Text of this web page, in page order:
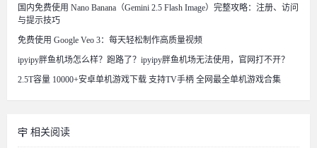
国内免费使用 Nano Banana（Gemini 2.5 Flash Image）完整攻略：注册、访问
与提示技巧
免费使用 Google Veo 3：每天轻松制作高质量视频
ipyipy胖鱼机场怎么样？跑路了？ipyipy胖鱼机场无法使用，官网打不开？
2.5T容量 10000+安卓单机游戏下载 支持TV手柄 全网最全单机游戏合集
相关阅读